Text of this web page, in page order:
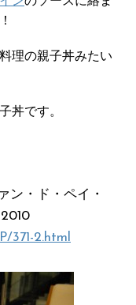
理の親子丼みたい
丼です。
・ド・ペイ・
371-2.html